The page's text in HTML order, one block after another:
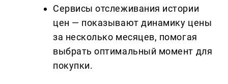
Сервисы отслеживания истории
цен — показывают динамику цены
за несколько месяцев, помогая
выбрать оптимальный момент для
покупки.